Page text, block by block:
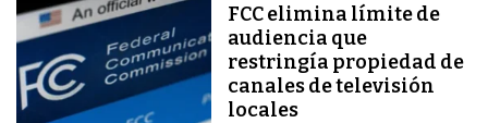
FCC elimina límite de
audiencia que
restringía propiedad de
canales de televisión
locales